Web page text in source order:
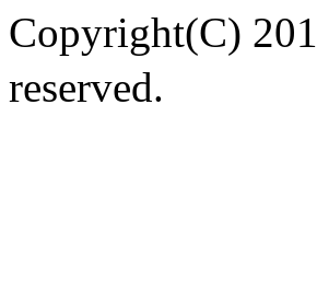
Copyright(C)
reserved.